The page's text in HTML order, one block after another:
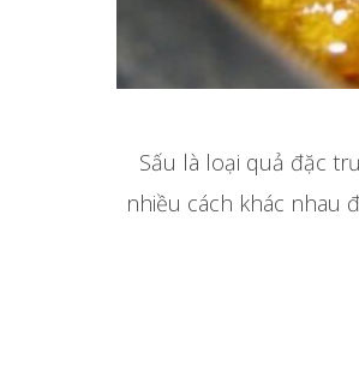
Sấu là loại quả đặc
nhiều cách khác nhau